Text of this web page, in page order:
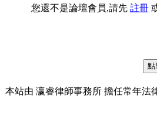
您還不是論壇會員,請先 註冊
本站由 瀛睿律師事務所 擔任常年法